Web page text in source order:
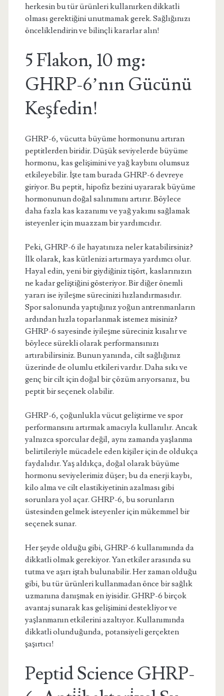
herkesin bu tür ürünleri kullanırken dikkatli
olması gerektiğini unutmamak gerek. Sağlığınızı
önceliklendirin ve bilinçli kararlar alın!
5 Flakon, 10 mg:
GHRP-6’nın Gücünü
Keşfedin!
GHRP-6, vücutta büyüme hormonunu artıran
peptitlerden biridir. Düşük seviyelerde büyüme
hormonu, kas gelişimini ve yağ kaybını olumsuz
etkileyebilir. İşte tam burada GHRP-6 devreye
giriyor. Bu peptit, hipofiz bezini uyararak büyüme
hormonunun doğal salınımını artırır. Böylece
daha fazla kas kazanımı ve yağ yakımı sağlamak
isteyenler için muazzam bir yardımcıdır.
Peki, GHRP-6 ile hayatınıza neler katabilirsiniz?
İlk olarak, kas kütlenizi artırmaya yardımcı olur.
Hayal edin, yeni bir giydiğiniz tişört, kaslarınızın
ne kadar geliştiğini gösteriyor. Bir diğer önemli
yararı ise iyileşme sürecinizi hızlandırmasıdır.
Spor salonunda yaptığınız yoğun antrenmanların
ardından hızla toparlanmak istemez misiniz?
GHRP-6 sayesinde iyileşme süreciniz kısalır ve
böylece sürekli olarak performansınızı
artırabilirsiniz. Bunun yanında, cilt sağlığınız
üzerinde de olumlu etkileri vardır. Daha sıkı ve
genç bir cilt için doğal bir çözüm arıyorsanız, bu
peptit bir seçenek olabilir.
GHRP-6, çoğunlukla vücut geliştirme ve spor
performansını artırmak amacıyla kullanılır. Ancak
yalnızca sporcular değil, aynı zamanda yaşlanma
belirtileriyle mücadele eden kişiler için de oldukça
faydalıdır. Yaş aldıkça, doğal olarak büyüme
hormonu seviyelerimiz düşer; bu da enerji kaybı,
kilo alma ve cilt elastikiyetinin azalması gibi
sorunlara yol açar. GHRP-6, bu sorunların
üstesinden gelmek isteyenler için mükemmel bir
seçenek sunar.
Her şeyde olduğu gibi, GHRP-6 kullanımında da
dikkatli olmak gerekiyor. Yan etkiler arasında su
tutma ve aşırı iştah bulunabilir. Her zaman olduğu
gibi, bu tür ürünleri kullanmadan önce bir sağlık
uzmanına danışmak en iyisidir. GHRP-6 birçok
avantaj sunarak kas gelişimini destekliyor ve
yaşlanmanın etkilerini azaltıyor. Kullanımında
dikkatli olunduğunda, potansiyeli gerçekten
şaşırtıcı!
Peptid Science GHRP-